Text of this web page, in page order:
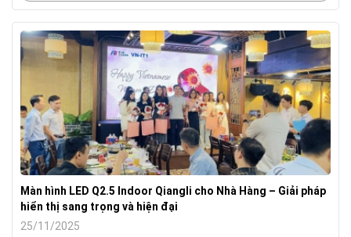
Màn hình LED Q2.5 Indoor Qiangli cho Nhà Hàng – Giải pháp
hiển thị sang trọng và hiện đại
25/11/2025